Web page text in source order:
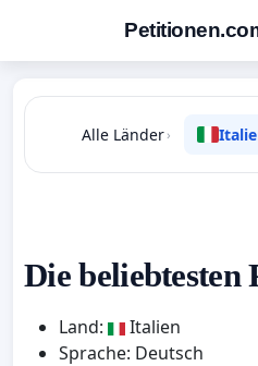
Alle Länder›
Die beliebtesten
Land:
Italien
Sprache: Deutsch